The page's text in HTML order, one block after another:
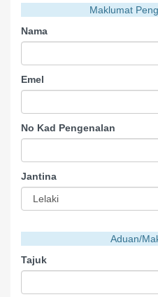
Maklumat
Nama
Emel
No Kad Pengenalan
Jantina
Aduan/
Tajuk